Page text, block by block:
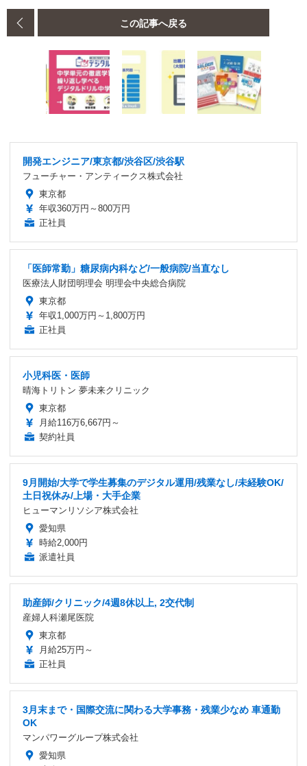
この記事へ戻る
開発エンジニア/東京都/渋谷区/渋谷駅
フューチャー・アンティークス株式会社
東京都
年収360万円～800万円
正社員
「医師常勤」糖尿病内科など/一般病院/当直なし
医療法人財団明理会 明理会中央総合病院
東京都
年収1,000万円～1,800万円
正社員
小児科医・医師
晴海トリトン 夢未来クリニック
東京都
月給116万6,667円～
契約社員
9月開始/大学で学生募集のデジタル運用/残業なし/未経験OK/
土日祝休み/上場・大手企業
ヒューマンリソシア株式会社
愛知県
時給2,000円
派遣社員
助産師/クリニック/4週8休以上, 2交代制
産婦人科瀬尾医院
東京都
月給25万円～
正社員
3月末まで・国際交流に関わる大学事務・残業少なめ 車通勤
OK
マンパワーグループ株式会社
愛知県